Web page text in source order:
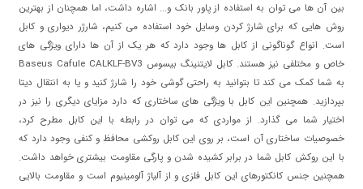
بین آن ها می توان به استفاده از پاور بانک و... اشاره داشت، اما همچنان از بهترین
روش هایی که برای شارژ کردن وسایل خود استفاده می کنیم، شارژر دیواری و کابل
است. انواع گوناگونی از کابل ها وجود دارد که هر یک از آن ها دارای ویژگی های
خاص و مختلفی نیز هستند. کابل لایتنینگ بیسوس Baseus Cafule CALKLF-BV3
به شما کمک می کند تا بتوانید به راحتی گوشی خود را شارژ کنید و یا به انتقال دیتا
بپردازید. همچنین این کابل با ویژگی های ساختاری که دارد مزایای دیگری را نیز در
اختیار شما می گذارد. از مواردی که می توان در رابطه با این کابل مطرح کرد،
خصوصیات ساختاری آن است، بر روی این کابل روکشی محافظ و کنفی وجود دارد که
با این روکش کابل شما در برابر کشیده شدن و پارگی مقاومت بیشتری خواهد داشت.
همچنین جنس کانکتورهای این کابل فلزی و از آلیاژ آلومینیوم است و مقاومت بالایی